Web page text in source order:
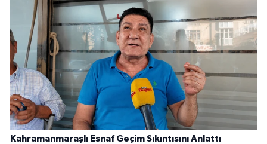
Kahramanmaraşlı Esnaf Geçim Sıkıntısını Anlattı